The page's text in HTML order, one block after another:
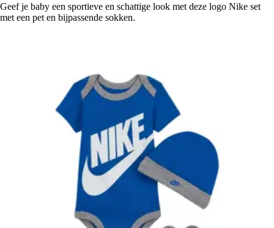
Geef je baby een sportieve en schattige look met deze logo Nike set
met een pet en bijpassende sokken.